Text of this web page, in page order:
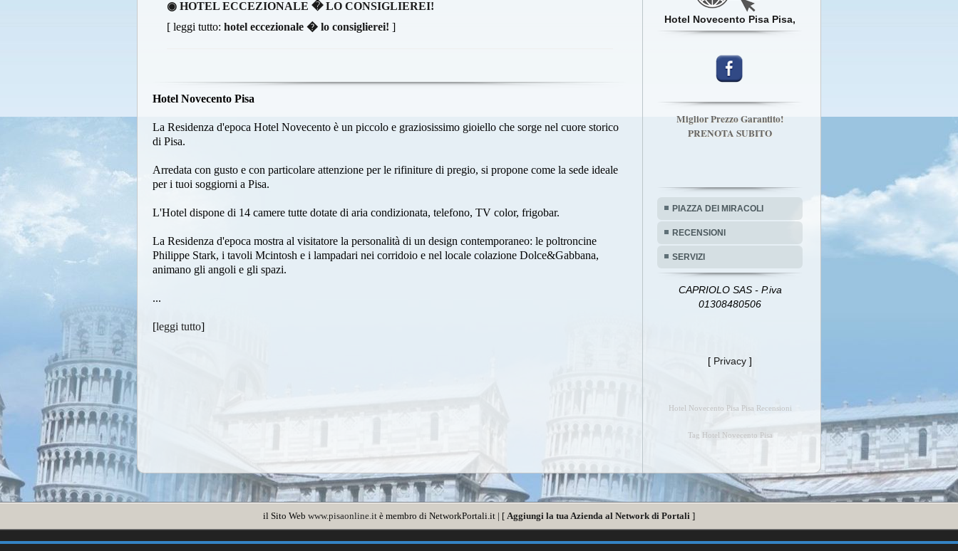
◉ HOTEL ECCEZIONALE � LO CONSIGLIEREI!
[ leggi tutto: hotel eccezionale � lo consiglierei! ]
Hotel Novecento Pisa
La Residenza d'epoca Hotel Novecento è un piccolo e graziosissimo gioiello che sorge nel cuore storico
di Pisa.
Arredata con gusto e con particolare attenzione per le rifiniture di pregio, si propone come la sede ideale
per i tuoi soggiorni a Pisa.
L'Hotel dispone di 14 camere tutte dotate di aria condizionata, telefono, TV color, frigobar.
La Residenza d'epoca mostra al visitatore la personalità di un design contemporaneo: le poltroncine
Philippe Stark, i tavoli Mcintosh e i lampadari nei corridoio e nel locale colazione Dolce&Gabbana,
animano gli angoli e gli spazi.
...
[leggi tutto]
Hotel Novecento Pisa Pisa,
Miglior Prezzo Garantito!
PRENOTA SUBITO
PIAZZA DEI MIRACOLI
RECENSIONI
SERVIZI
CAPRIOLO SAS - P.iva
01308480506
[ Privacy ]
Hotel Novecento Pisa Pisa Recensioni
Tag Hotel Novecento Pisa
il Sito Web www.pisaonline.it è membro di NetworkPortali.it | [ Aggiungi la tua Azienda al Network di Portali ]